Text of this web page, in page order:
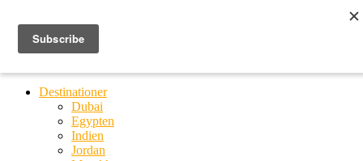
Ring til os
20 66 03 08
Destinationer
Dubai
Egypten
Indien
Jordan